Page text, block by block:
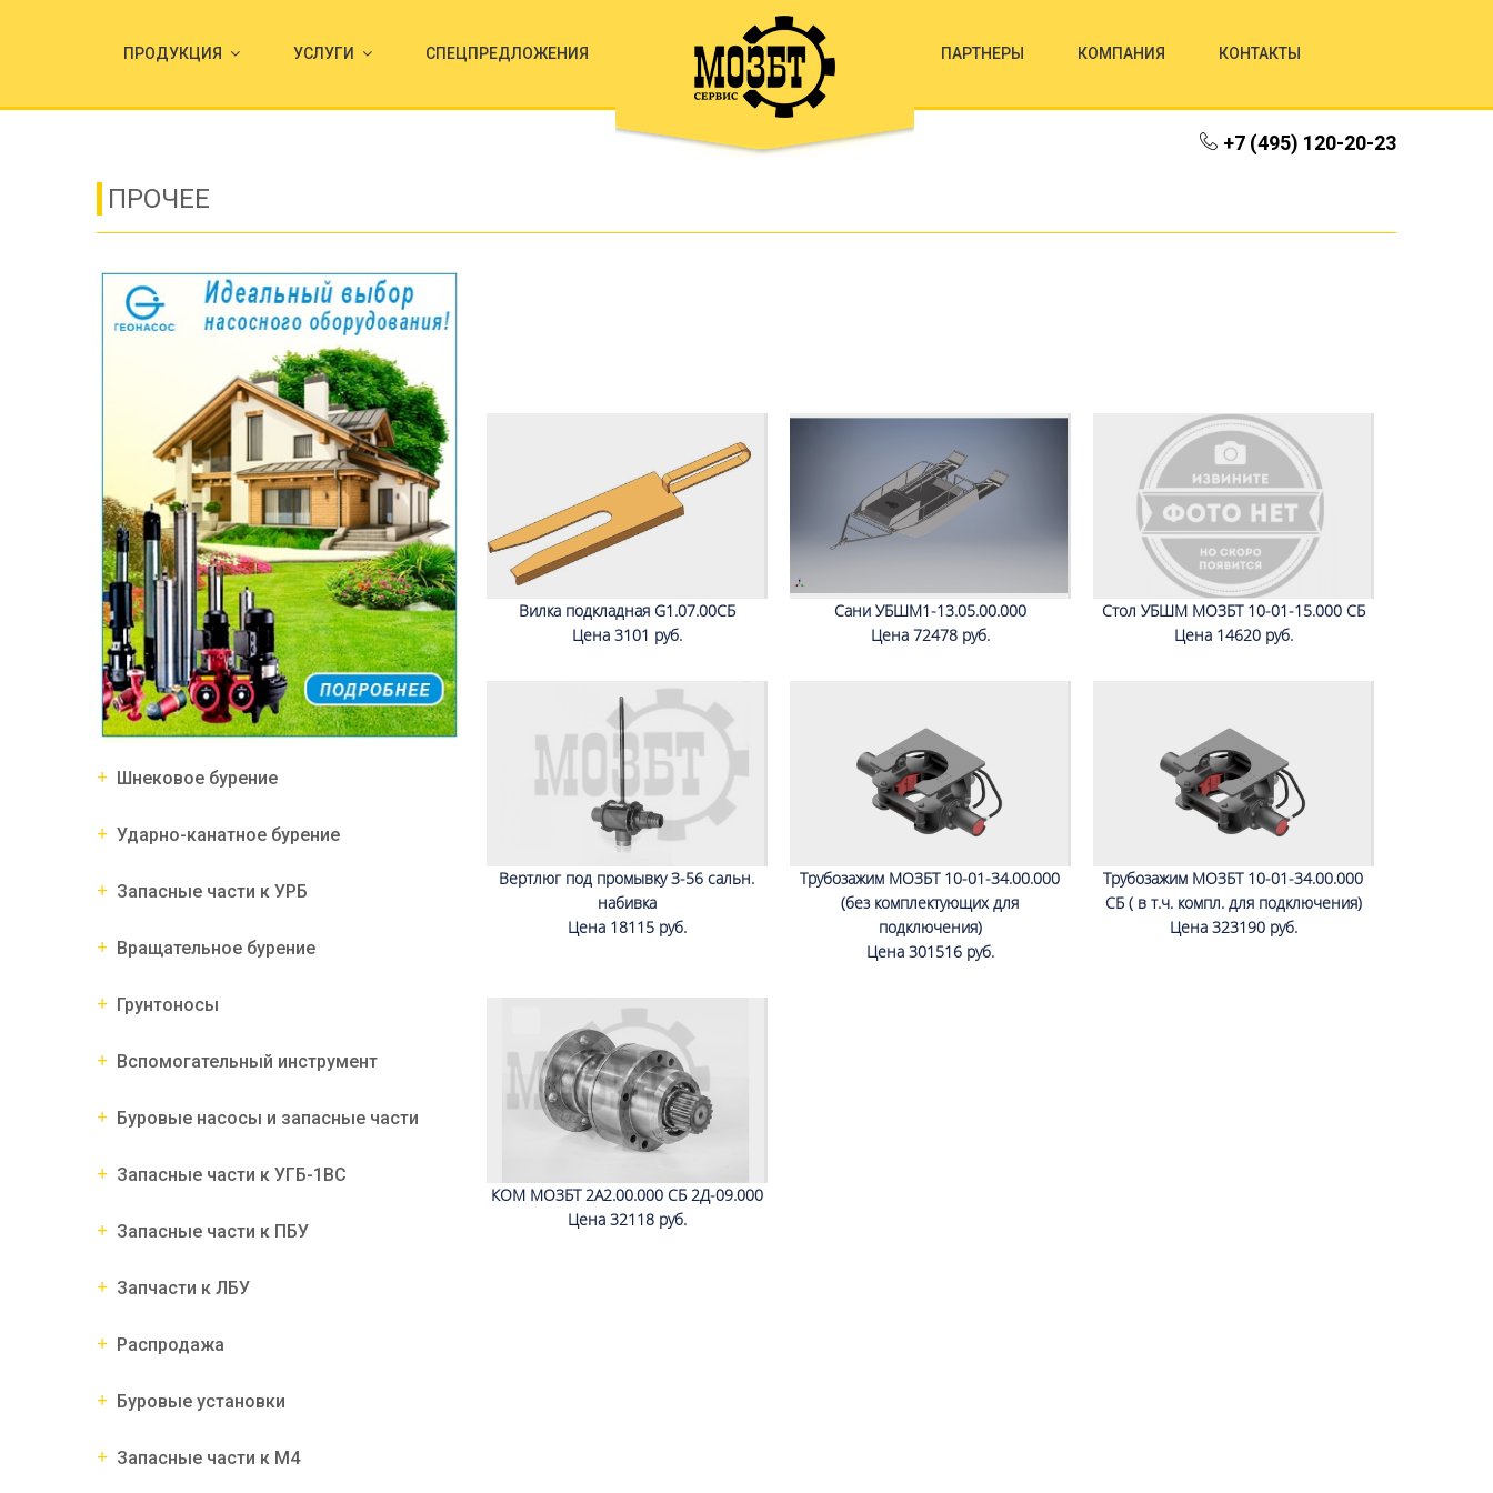
ПРОДУКЦИЯ УСЛУГИ СПЕЦПРЕДЛОЖЕНИЯ ПАРТНЕРЫ КОМПАНИЯ КОНТАКТЫ
+7 (495) 120-20-23
ПРОЧЕЕ
Шнековое бурение
Ударно-канатное бурение
Запасные части к УРБ
Вращательное бурение
Грунтоносы
Вспомогательный инструмент
Буровые насосы и запасные части
Запасные части к УГБ-1ВС
Запасные части к ПБУ
Запчасти к ЛБУ
Распродажа
Буровые установки
Запасные части к М4
Вилка подкладная G1.07.00СБ
Цена 3101 руб.
Сани УБШМ1-13.05.00.000
Цена 72478 руб.
Стол УБШМ МОЗБТ 10-01-15.000 СБ
Цена 14620 руб.
Вертлюг под промывку З-56 сальн.
набивка
Цена 18115 руб.
Трубозажим МОЗБТ 10-01-34.00.000
(без комплектующих для
подключения)
Цена 301516 руб.
Трубозажим МОЗБТ 10-01-34.00.000
СБ ( в т.ч. компл. для подключения)
Цена 323190 руб.
КОМ МОЗБТ 2А2.00.000 СБ 2Д-09.000
Цена 32118 руб.